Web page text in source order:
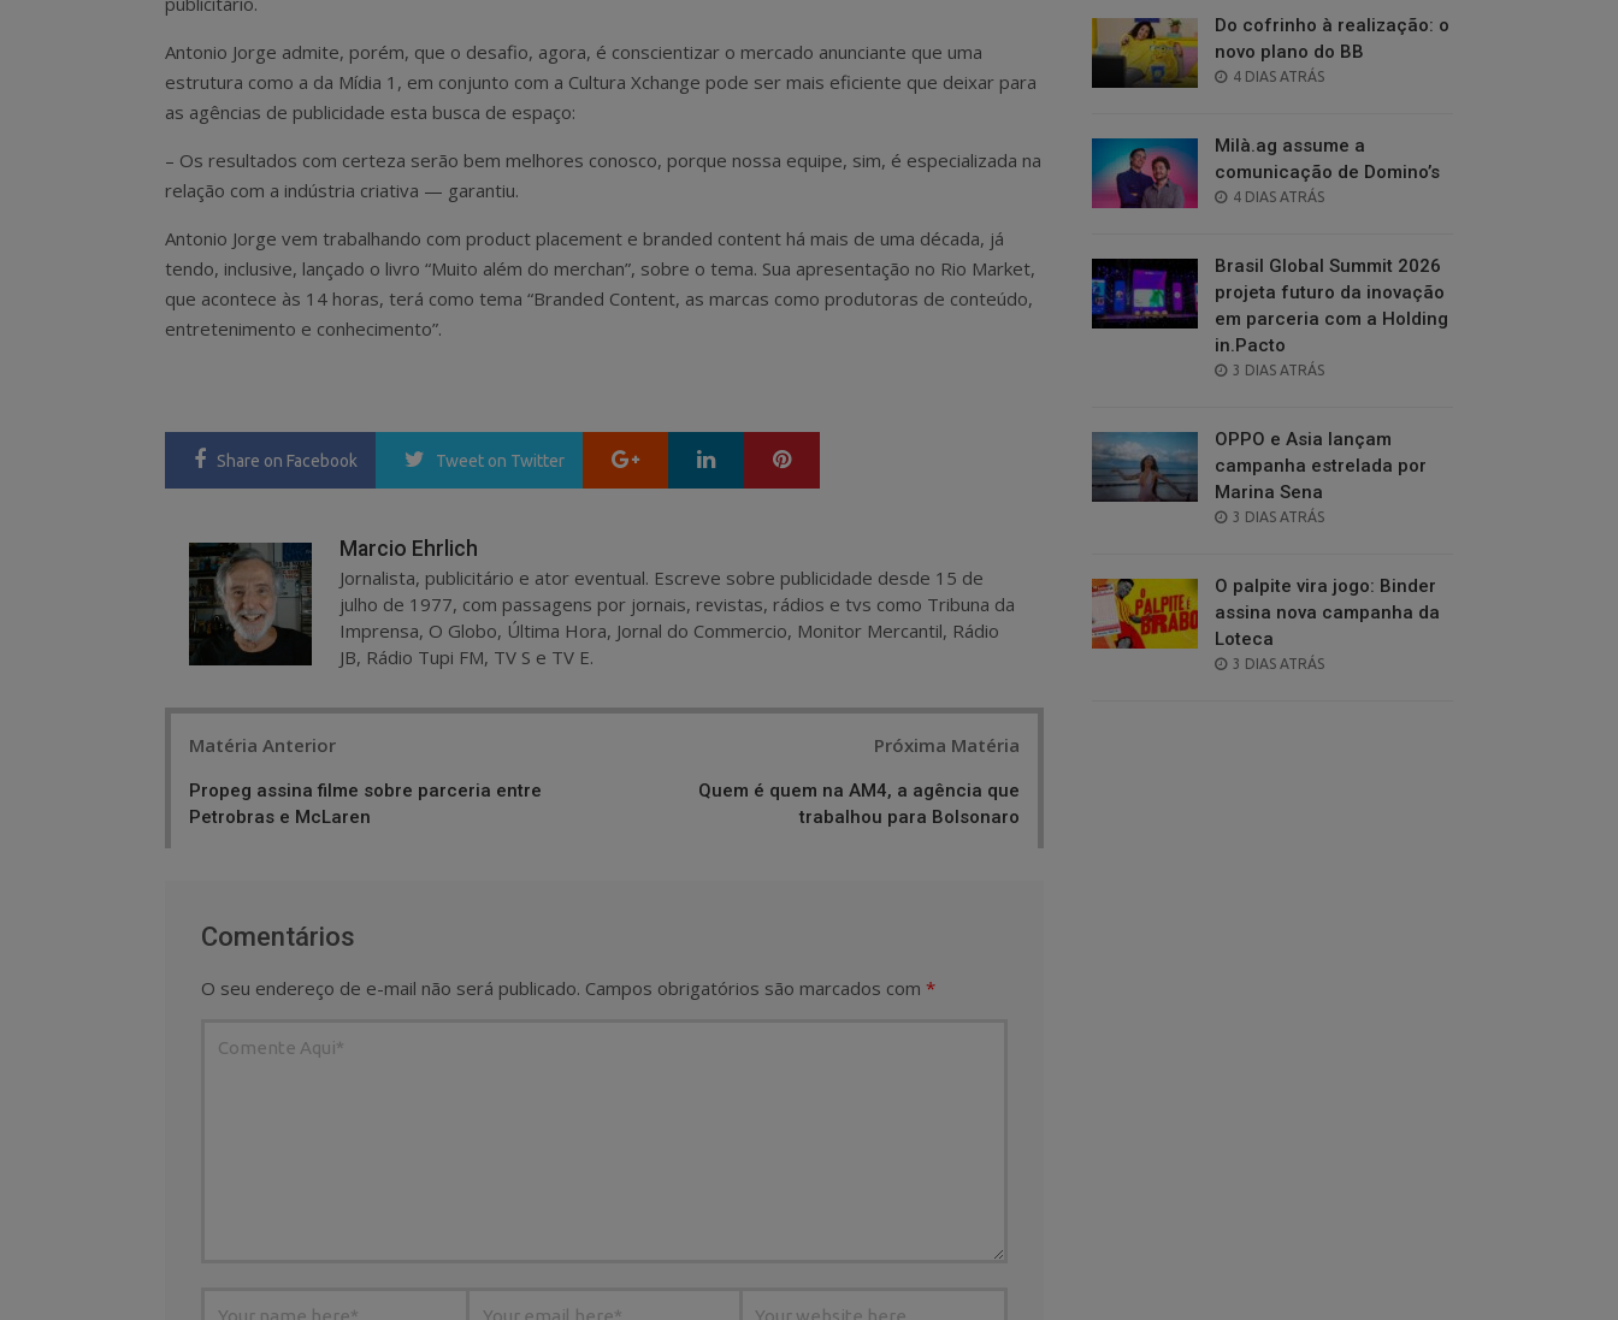
Antonio Jorge admite, porém, que o desafio, agora, é conscientizar o mercado anunciante que uma
estrutura como a da Mídia 1, em conjunto com a Cultura Xchange pode ser mais eficiente que deixar para
as agências de publicidade esta busca de espaço:
– Os resultados com certeza serão bem melhores conosco, porque nossa equipe, sim, é especializada na
relação com a indústria criativa — garantiu.
Antonio Jorge vem trabalhando com product placement e branded content há mais de uma década, já
tendo, inclusive, lançado o livro “Muito além do merchan”, sobre o tema. Sua apresentação no Rio Market,
que acontece às 14 horas, terá como tema “Branded Content, as marcas como produtoras de conteúdo,
entretenimento e conhecimento”.
Share on Facebook Tweet on Twitter Google+ LinkedIn
Marcio Ehrlich
Jornalista, publicitário e ator eventual. Escreve sobre publicidade desde 15 de
julho de 1977, com passagens por jornais, revistas, rádios e tvs como Tribuna da
Imprensa, O Globo, Última Hora, Jornal do Commercio, Monitor Mercantil, Rádio
JB, Rádio Tupi FM, TV S e TV E.
Matéria Anterior
Propeg assina filme sobre parceria entre
Petrobras e McLaren
Próxima Matéria
Quem é quem na AM4, a agência que
trabalhou para Bolsonaro
Comentários
O seu endereço de e-mail não será publicado. Campos obrigatórios são marcados com *
Do cofrinho à realização: o
novo plano do BB
POSTED
4 DIAS ATRÁS
Milà.ag assume a
comunicação de Domino’s
POSTED
4 DIAS ATRÁS
Brasil Global Summit 2026
projeta futuro da inovação
em parceria com a Holding
in.Pacto
POSTED
3 DIAS ATRÁS
OPPO e Asia lançam
campanha estrelada por
Marina Sena
POSTED
3 DIAS ATRÁS
O palpite vira jogo: Binder
assina nova campanha da
Loteca
POSTED
3 DIAS ATRÁS